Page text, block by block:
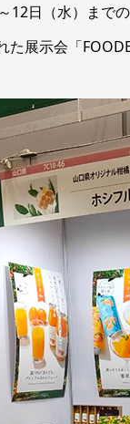
12日（水）までの
展示会「